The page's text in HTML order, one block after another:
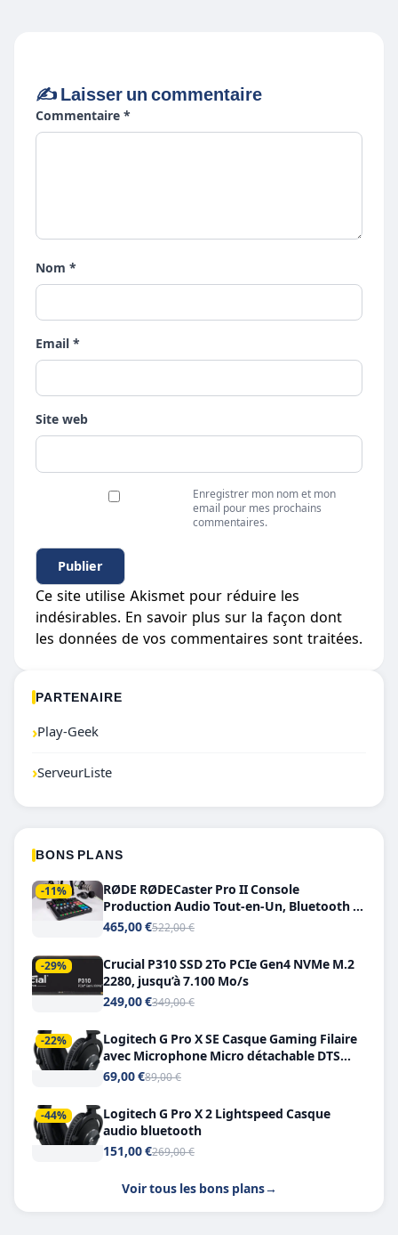
✍️ Laisser un commentaire
Commentaire *
Nom *
Email *
Site web
Enregistrer mon nom et mon
email pour mes prochains
commentaires.
Ce site utilise Akismet pour réduire les
indésirables. En savoir plus sur la façon dont
les données de vos commentaires sont traitées.
PARTENAIRE
›Play-Geek
›ServeurListe
BONS PLANS
-11%
RØDE RØDECaster Pro II Console
Production Audio Tout-en-Un, Bluetooth et
Double USB-C
465,00 €522,00 €
-29%
Crucial P310 SSD 2To PCIe Gen4 NVMe M.2
2280, jusqu’à 7.100 Mo/s
249,00 €349,00 €
-22%
Logitech G Pro X SE Casque Gaming Filaire
avec Microphone Micro détachable DTS
Headphone X 7.1
69,00 €89,00 €
-44%
Logitech G Pro X 2 Lightspeed Casque
audio bluetooth
151,00 €269,00 €
Voir tous les bons plans→